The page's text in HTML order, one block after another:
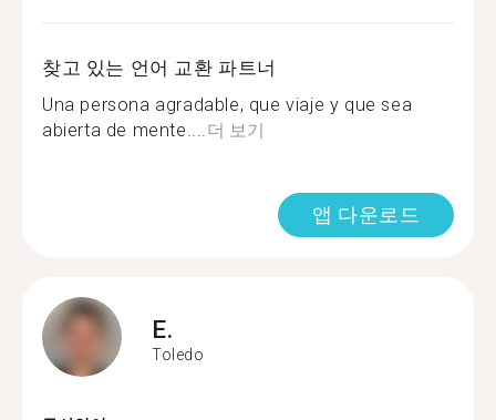
찾고 있는 언어 교환 파트너
Una persona agradable, que viaje y que sea
abierta de mente....더 보기
앱 다운로드
E.
Toledo